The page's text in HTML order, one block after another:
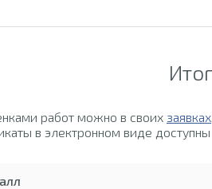
работ можно в своих заявках
в электронном виде